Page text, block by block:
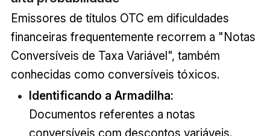
Emissores de títulos OTC em dificuldades
financeiras frequentemente recorrem a "Notas
Conversíveis de Taxa Variável", também
conhecidas como conversíveis tóxicos.
Identificando a Armadilha:
Documentos referentes a notas
conversíveis com descontos variáveis.